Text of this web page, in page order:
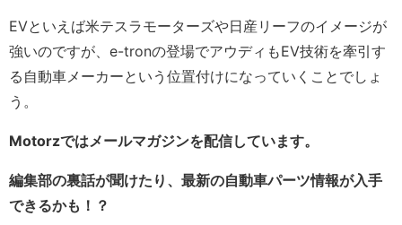
EVといえば米テスラモーターズや日産リーフのイメージが
強いのですが、e-tronの登場でアウディもEV技術を牽引す
る自動車メーカーという位置付けになっていくことでしょ
う。
Motorzではメールマガジンを配信しています。
編集部の裏話が聞けたり、最新の自動車パーツ情報が入手
できるかも！？